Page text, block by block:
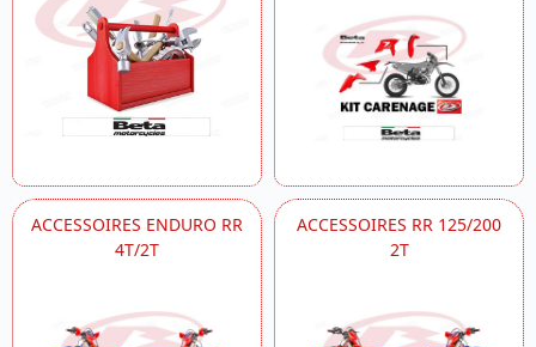
ACCESSOIRES ENDURO RR
4T/2T
ACCESSOIRES RR 125/200
2T